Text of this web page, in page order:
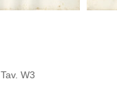
Tav. W3